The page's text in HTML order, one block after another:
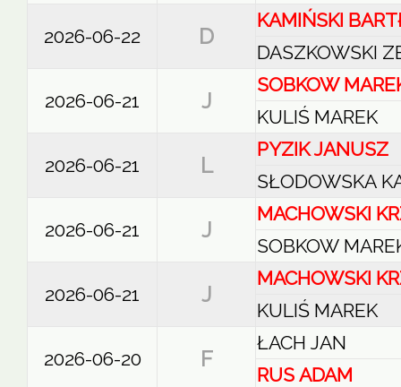
2026-06-22 D
KAMIŃSKI
DASZKOWSKI
2026-06-21 J
SOBKOW
KULIŚ MAREK
2026-06-21 L
PYZIK JANUSZ
SŁODOWSKA
2026-06-21 J
MACHOWSKI
SOBKOW
2026-06-21 J
MACHOWSKI
KULIŚ MAREK
2026-06-20 F
ŁACH JAN
RUS ADAM